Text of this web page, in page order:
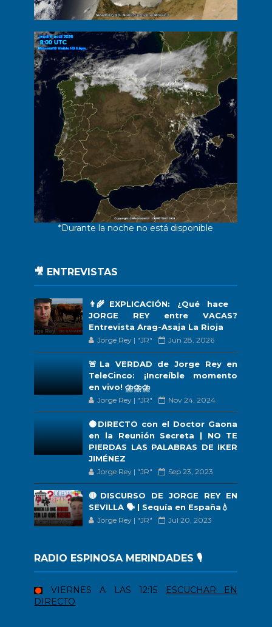
*Durante la noche no está disponible
🎥 ENTREVISTAS
👨‍🌾EXPLICACIÓN: ¿Qué hace
JORGE REY entre VACAS?
Entrevista Arag-Asaja La Rioja
Jorge Rey | "JR" Jun 28, 2026
🚨La VERDAD de Jorge Rey en
TeleCinco: ¡Increíble momento
en vivo! ⛈️⛈️⛈️
Jorge Rey | "JR" Nov 24, 2024
🟠DIRECTO con el Doctor Gaona
en la Reunión Secreta | NO TE
PIERDAS LAS PALABRAS DE IKER
JIMÉNEZ
Jorge Rey | "JR" Sep 23, 2023
🔴DISCURSO DE JORGE REY EN
SEVILLA 🗣 | Sequía en España💧
Jorge Rey | "JR" Jul 20, 2023
RADIO ESPINOSA MERINDADES 🎙️
VIERNES A LAS 12:15
ESCUCHAR EN
DIRECTO